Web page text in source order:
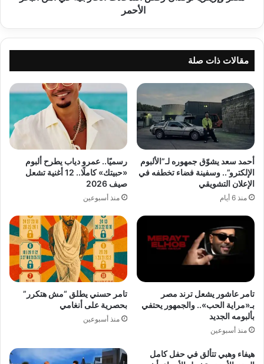
الأحمر
مقالات ذات صلة
أحمد سعد يشوّق جمهوره لـ”الألبوم
الإلكترو”.. وسفينة فضاء تخطفه في
الإعلان التشويقي
منذ 6 أيام
رسميًا.. عمرو دياب يطرح ألبوم
«حبيتك» كاملًا.. 12 أغنية تشعل
صيف 2026
منذ أسبوعين
تامر عاشور يشعل ترند مصر
بـ«مراية الحب».. والجمهور يحتفي
بألبومه الجديد
منذ أسبوعين
تامر حسني يطلق “مش هتكرر”
بحصرية على أنغامي
منذ أسبوعين
هيفاء وهبي تتألق في حفل كامل